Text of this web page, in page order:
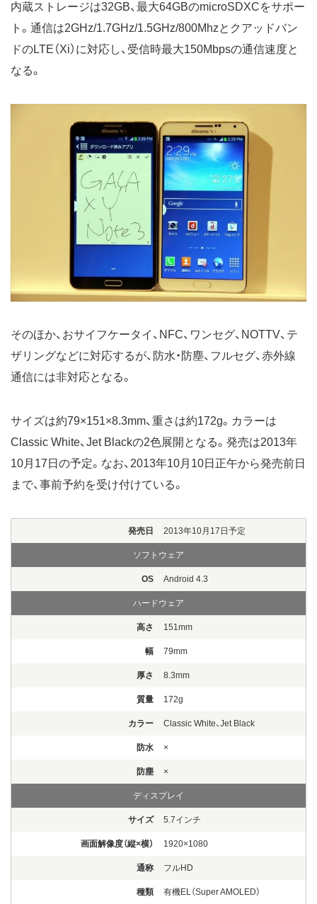
内蔵ストレージは32GB、最大64GBのmicroSDXCをサポー
ト。通信は2GHz/1.7GHz/1.5GHz/800Mhzとクアッドバン
ドのLTE（Xi）に対応し、受信時最大150Mbpsの通信速度と
なる。
そのほか、おサイフケータイ、NFC、ワンセグ、NOTTV、テ
ザリングなどに対応するが、防水・防塵、フルセグ、赤外線
通信には非対応となる。
サイズは約79×151×8.3mm、重さは約172g。カラーは
Classic White、Jet Blackの2色展開となる。発売は2013年
10月17日の予定。なお、2013年10月10日正午から発売前日
まで、事前予約を受け付けている。
発売日 2013年10月17日予定
ソフトウェア
OS Android 4.3
ハードウェア
高さ 151mm
幅 79mm
厚さ 8.3mm
質量 172g
カラー Classic White、Jet Black
防水 ×
防塵 ×
ディスプレイ
サイズ 5.7インチ
画面解像度（縦×横） 1920×1080
通称 フルHD
種類 有機EL（Super AMOLED）